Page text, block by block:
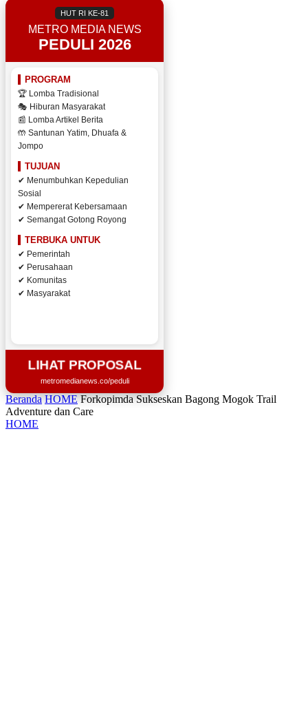
HUT RI KE-81
METRO MEDIA NEWS
PEDULI 2026
PROGRAM
🏆 Lomba Tradisional
🎭 Hiburan Masyarakat
📰 Lomba Artikel Berita
🤲 Santunan Yatim, Dhuafa &
Jompo
TUJUAN
✔ Menumbuhkan Kepedulian
Sosial
✔ Mempererat Kebersamaan
✔ Semangat Gotong Royong
TERBUKA UNTUK
✔ Pemerintah
✔ Perusahaan
✔ Komunitas
✔ Masyarakat
LIHAT PROPOSAL
metromedianews.co/peduli
Beranda HOME Forkopimda Sukseskan Bagong Mogok Trail
Adventure dan Care
HOME